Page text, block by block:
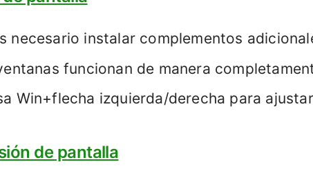
necesario instalar complementos
funcionan de manera
Win+flecha izquierda/derecha para
de pantalla